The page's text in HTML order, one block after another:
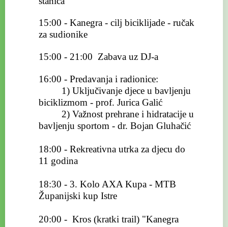
15:00 - Kanegra - cilj biciklijade - ručak
za sudionike
15:00 - 21:00 Zabava uz DJ-a
16:00 - Predavanja i radionice:
1) Uključivanje djece u bavljenju
biciklizmom - prof. Jurica Galić
2) Važnost prehrane i hidratacije u
bavljenju sportom - dr. Bojan Gluhačić
18:00 - Rekreativna utrka za djecu do
11 godina
18:30 - 3. Kolo AXA Kupa - MTB
Županijski kup Istre
20:00 - Kros (kratki trail) "Kanegra